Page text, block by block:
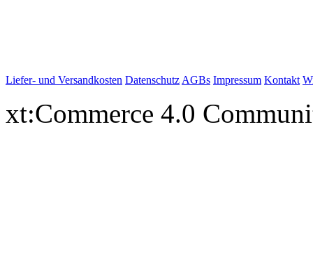
Liefer- und Versandkosten Datenschutz AGBs Impressum Kontakt
xt:Commerce 4.0